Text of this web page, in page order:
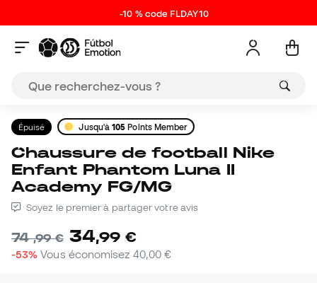
-10 % code FLDAY10
Épuisé Jusqu'à105 Points Member
Chaussure de football Nike
Enfant Phantom Luna II
Academy FG/MG
Soyez le premier à partager votre avis
74,99 € 34,99 €
-53% Vous économisez 40,00 €